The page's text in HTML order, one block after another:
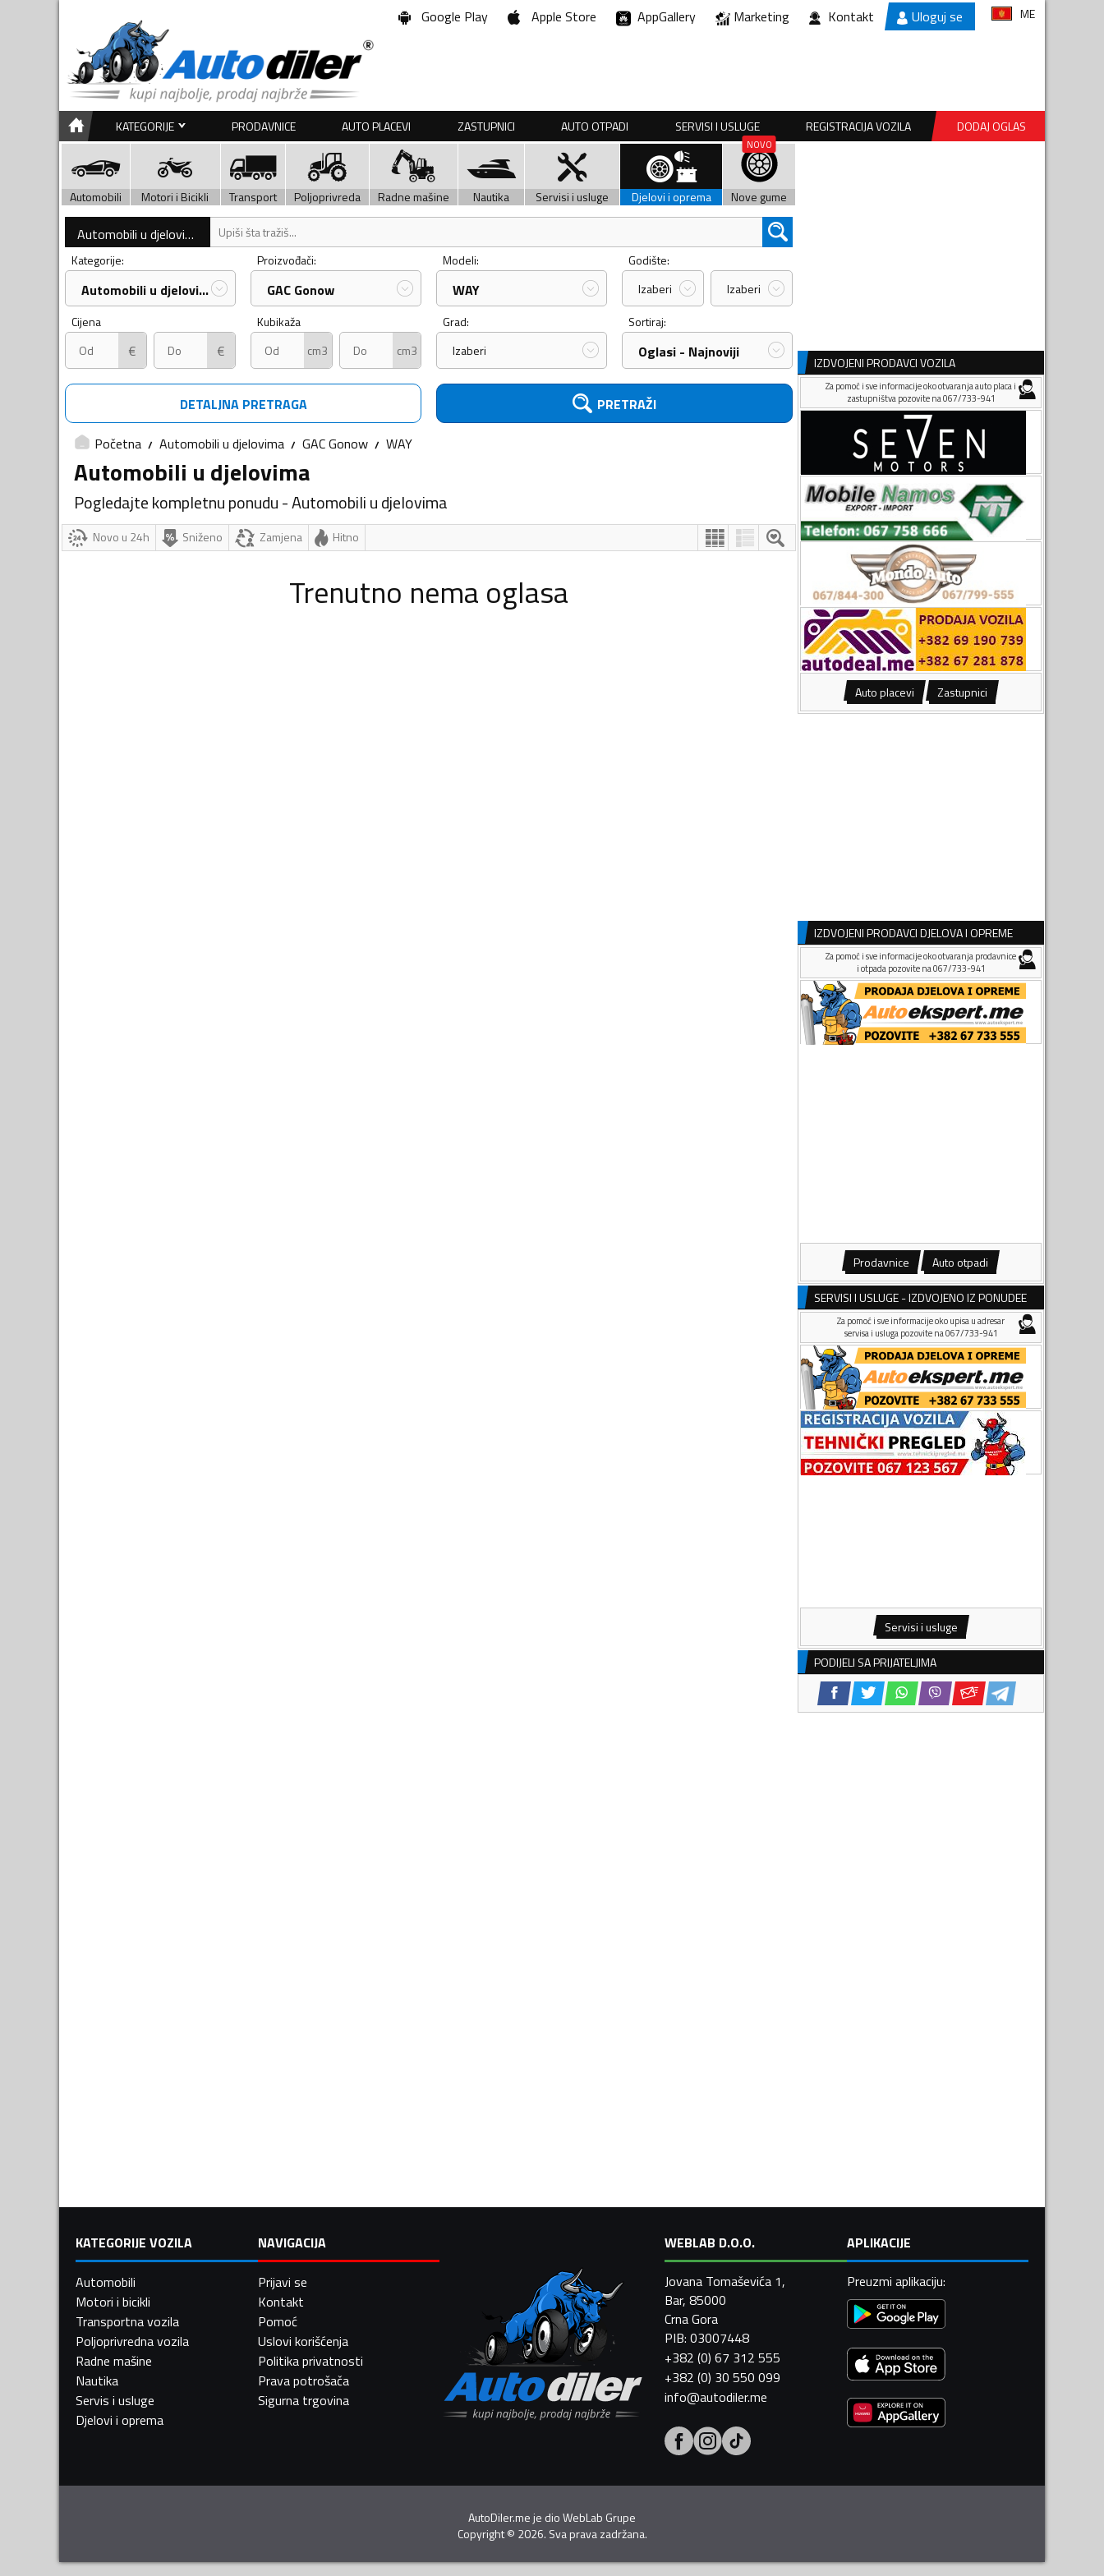
Google Play Apple Store AppGallery Marketing Kontakt Uloguj se ME
KATEGORIJE PRODAVNICE AUTO PLACEVI ZASTUPNICI AUTO OTPADI SERVISI I USLUGE REGISTRACIJA VOZILA DODAJ OGLAS
Automobili Motori i Bicikli Transport Poljoprivreda Radne mašine Nautika Servisi i usluge Djelovi i oprema Nove gume
Automobili u djelovima
Kategorije:
Automobili u djelovima
Proizvođači:
GAC Gonow
Modeli:
WAY
Godište:
Izaberi
Izaberi
Cijena
€ €
Kubikaža
cm3
cm3
Grad:
Izaberi
Sortiraj:
Oglasi - Najnoviji
DETALJNA PRETRAGA PRETRAŽI
Početna Automobili u djelovima GAC Gonow WAY
Automobili u djelovima
Pogledajte kompletnu ponudu - Automobili u djelovima
Novo u 24h Sniženo Zamjena Hitno
Trenutno nema oglasa
IZDVOJENI PRODAVCI VOZILA
Za pomoć i sve informacije oko otvaranja auto placa i
zastupništva pozovite na 067/733-941
Auto placevi Zastupnici
IZDVOJENI PRODAVCI DJELOVA I OPREME
Za pomoć i sve informacije oko otvaranja prodavnice
i otpada pozovite na 067/733-941
Prodavnice Auto otpadi
SERVISI I USLUGE - IZDVOJENO IZ PONUDEE
Za pomoć i sve informacije oko upisa u adresar
servisa i usluga pozovite na 067/733-941
Servisi i usluge
PODIJELI SA PRIJATELJIMA
KATEGORIJE VOZILA
Automobili
Motori i bicikli
Transportna vozila
Poljoprivredna vozila
Radne mašine
Nautika
Servis i usluge
Djelovi i oprema
NAVIGACIJA
Prijavi se
Kontakt
Pomoć
Uslovi korišćenja
Politika privatnosti
Prava potrošača
Sigurna trgovina
WEBLAB D.O.O.
Jovana Tomaševića 1,
Bar, 85000
Crna Gora
PIB: 03007448
+382 (0) 67 312 555
+382 (0) 30 550 099
info@autodiler.me
APLIKACIJE
Preuzmi aplikaciju:
AutoDiler.me je dioWebLab Grupe
Copyright© 2026. Sva prava zadržana.